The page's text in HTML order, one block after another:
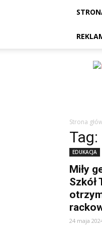
Strona
EDUKACJA
Miły
Szkół
24 maja